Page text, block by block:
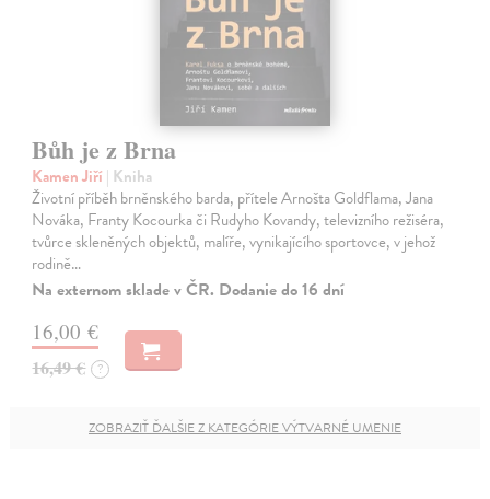
Bůh je z Brna
Kamen Jiří | Kniha
Životní příběh brněnského barda, přítele Arnošta Goldflama, Jana
Nováka, Franty Kocourka či Rudyho Kovandy, televizního režiséra,
tvůrce skleněných objektů, malíře, vynikajícího sportovce, v jehož
rodině…
Na externom sklade v ČR. Dodanie do 16 dní
16,00 €
16,49 € ?
ZOBRAZIŤ ĎALŠIE Z KATEGÓRIE VÝTVARNÉ UMENIE